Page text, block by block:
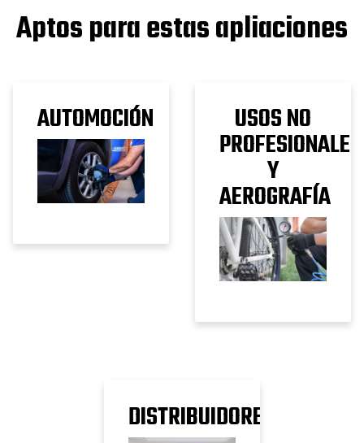
Aptos para estas apliaciones
AUTOMOCIÓN USOS NO
PROFESIONALES
Y
AEROGRAFÍA
DISTRIBUIDORES